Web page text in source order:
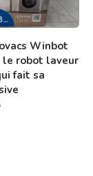
Winbot
le robot laveur
fait sa